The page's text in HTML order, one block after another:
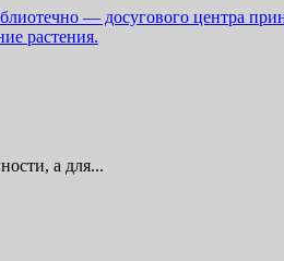
— досугового центра
растения.
а для...